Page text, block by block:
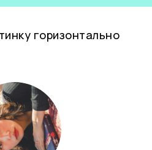
горизонтально